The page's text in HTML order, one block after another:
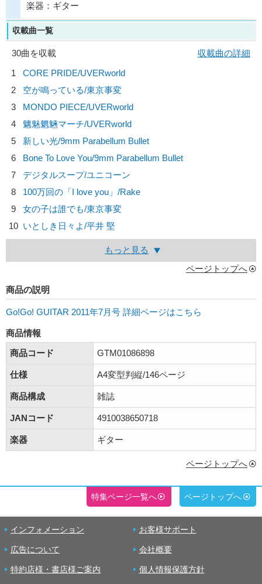
楽器：ギター
収載曲一覧
30曲を収載
収載曲の詳細
1
CORE PRIDE/UVERworld
2
空が鳴っている/東京事変
3
MONDO PIECE/UVERworld
4
魑魅魍魎マーチ/UVERworld
5
新しい光/9mm Parabellum Bullet
6
Bone To Love You/9mm Parabellum Bullet
7
デジタルスープ/ユニコーン
8
100万回の「I love you」/Rake
9
女の子は誰でも/東京事変
10 いとしき日々よ/平井 堅
もっと見る
ページトップへ
商品の説明
Go!Go! GUITAR 2011年7月号 詳細ページはこちら
商品情報
商品コード
GTM01086898
仕様 A4変型判縦/146ページ
商品構成 雑誌
JANコード 4910038650718
楽器 ギター
ページトップへ
特集ページ一覧へ ページトップへ
インフォメーション お客様サポート
広告について 会社概要
特約店様・書店様ご案内 個人情報保護方針